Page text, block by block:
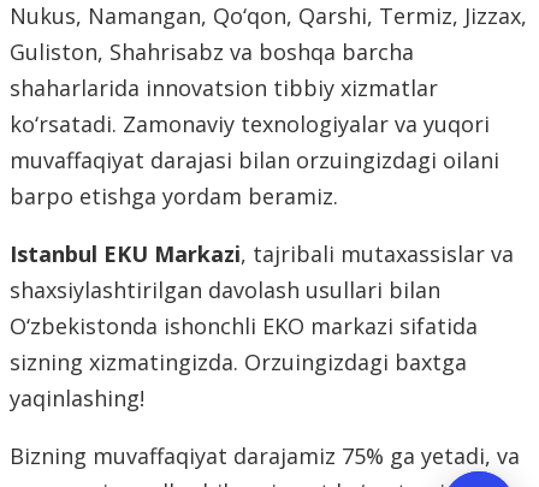
Nukus, Namangan, Qo‘qon, Qarshi, Termiz, Jizzax,
Guliston, Shahrisabz va boshqa barcha
shaharlarida innovatsion tibbiy xizmatlar
ko‘rsatadi. Zamonaviy texnologiyalar va yuqori
muvaffaqiyat darajasi bilan orzuingizdagi oilani
barpo etishga yordam beramiz.
Istanbul EKU Markazi, tajribali mutaxassislar va
shaxsiylashtirilgan davolash usullari bilan
O‘zbekistonda ishonchli EKO markazi sifatida
sizning xizmatingizda. Orzuingizdagi baxtga
yaqinlashing!
Bizning muvaffaqiyat darajamiz 75% ga yetadi, va